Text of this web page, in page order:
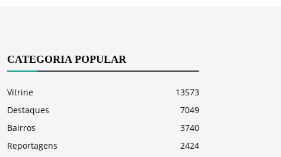
CATEGORIA POPULAR
Vitrine
13573
Destaques
7049
Bairros
3740
Reportagens
2424